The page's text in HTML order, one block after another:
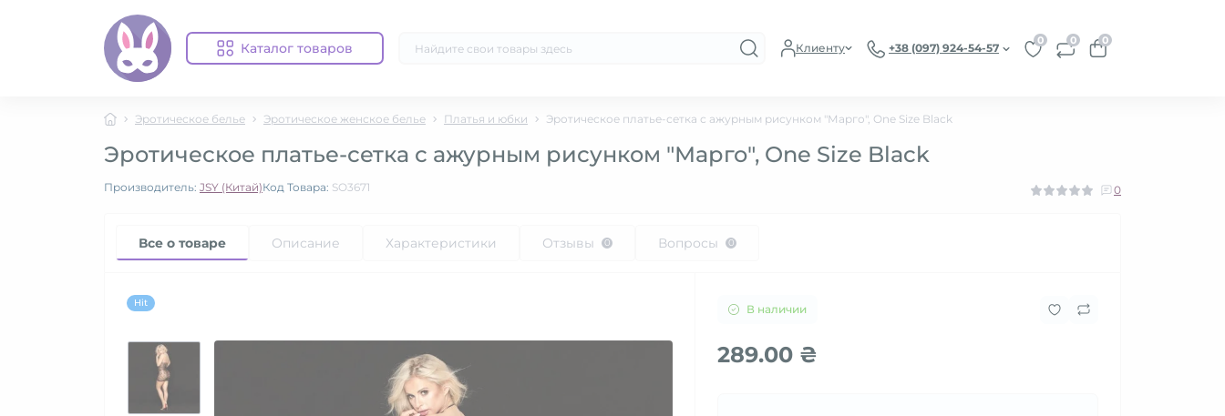
Каталог товаров Клиенту +38 (097) 924-54-57
0 0 0
Эротическое белье Эротическое женское белье Платья и юбки Эротическое платье-сетка с ажурным рисунком "Марго", One Size Black
Эротическое платье-сетка с ажурным рисунком "Марго", One Size Black
Производитель: JSY (Китай)Код Товара: SO3671 0
Все о товаре Описание Характеристики Отзывы 0 Вопросы 0
Hit В наличии
289.00 ₴